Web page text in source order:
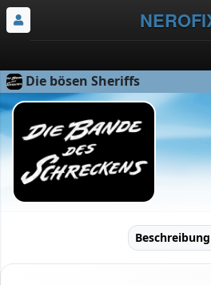
Die bösen Sheriffs
Beschreibung